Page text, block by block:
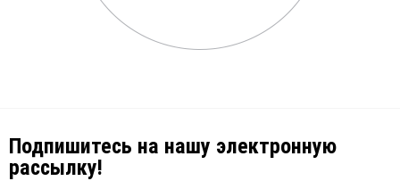
Подпишитесь на нашу электронную
рассылку!